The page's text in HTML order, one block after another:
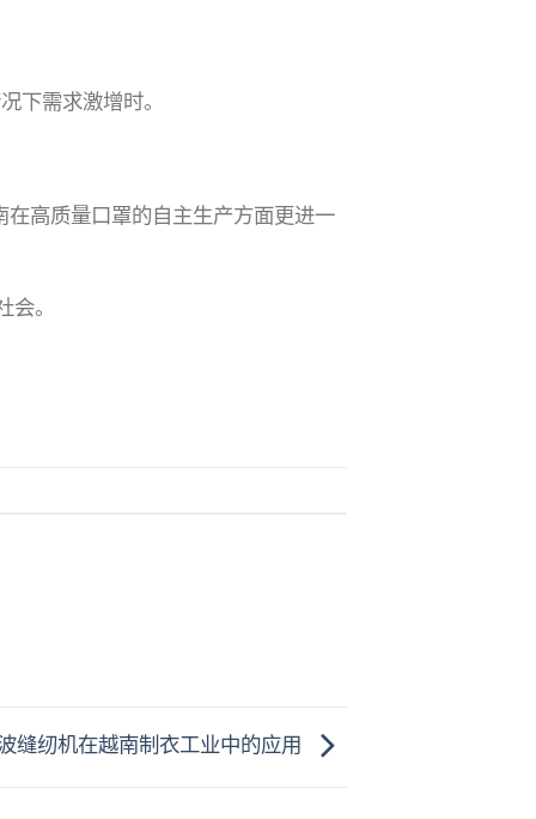
下需求激增时。
高质量口罩的自主生产方面更进一
。
缝纫机在越南制衣工业中的应用